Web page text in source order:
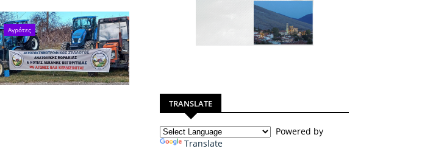
Αγρότες
TRANSLATE
Powered by
Translate